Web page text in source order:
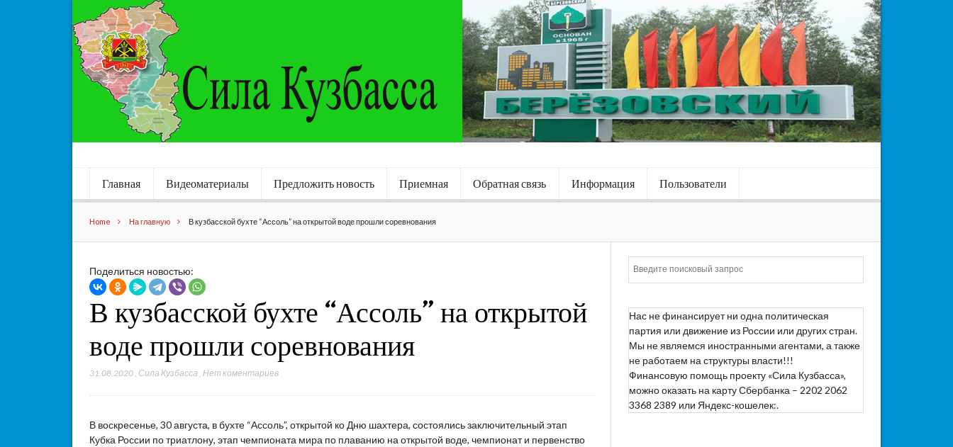
Главная Видеоматериалы Предложить новость Приемная Обратная связь Информация Пользователи
Home На главную В кузбасской бухте “Ассоль” на открытой воде прошли соревнования
Поделиться новостью:
В кузбасской бухте “Ассоль” на открытой
воде прошли соревнования
31.08.2020 Сила Кузбасса ,Нет коментариев
В воскресенье, 30 августа, в бухте “Ассоль”, открытой ко Дню шахтера, состоялись заключительный этап
Кубка России по триатлону, этап чемпионата мира по плаванию на открытой воде, чемпионат и первенство
Нас не финансирует ни одна политическая
партия или движение из России или других стран.
Мы не являемся иностранными агентами, а также
не работаем на структуры власти!!!
Финансовую помощь проекту «Сила Кузбасса»,
можно оказать на карту Сбербанка – 2202 2062
3368 2389 или Яндекс-кошелек:.